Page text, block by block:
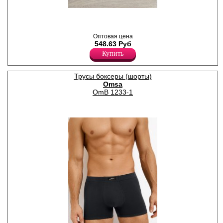
Оптовая цена
548.63 Руб
Купить
Трусы боксеры (шорты)
Omsa
OmB 1233-1